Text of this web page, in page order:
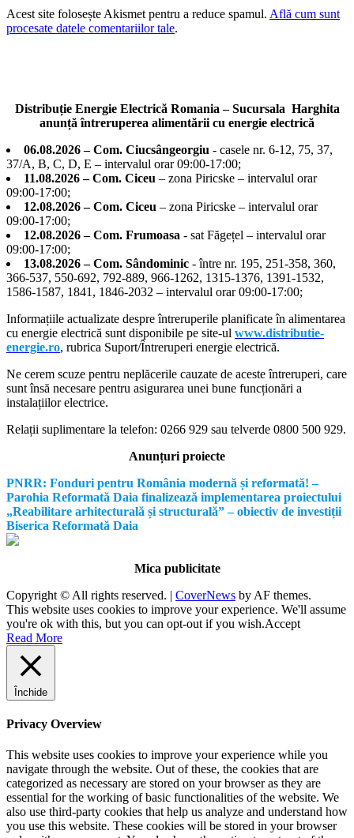
Acest site folosește Akismet pentru a reduce spamul. Află cum sunt
procesate datele comentariilor tale.
Distribuție Energie Electrică Romania – Sucursala Harghita
anunță întreruperea alimentării cu energie electrică
06.08.2026 – Com. Ciucsângeorgiu - casele nr. 6-12, 75, 37,
37/A, B, C, D, E – intervalul orar 09:00-17:00;
11.08.2026 – Com. Ciceu – zona Piricske – intervalul orar
09:00-17:00;
12.08.2026 – Com. Ciceu – zona Piricske – intervalul orar
09:00-17:00;
12.08.2026 – Com. Frumoasa - sat Făgețel – intervalul orar
09:00-17:00;
13.08.2026 – Com. Sândominic - între nr. 195, 251-358, 360,
366-537, 550-692, 792-889, 966-1262, 1315-1376, 1391-1532,
1586-1587, 1841, 1846-2032 – intervalul orar 09:00-17:00;
Informațiile actualizate despre întreruperile planificate în alimentarea
cu energie electrică sunt disponibile pe site-ul www.distributie-
energie.ro, rubrica Suport/Întreruperi energie electrică.
Ne cerem scuze pentru neplăcerile cauzate de aceste întreruperi, care
sunt însă necesare pentru asigurarea unei bune funcționări a
instalațiilor electrice.
Relații suplimentare la telefon: 0266 929 sau telverde 0800 500 929.
Anunțuri proiecte
PNRR: Fonduri pentru România modernă și reformată! –
Parohia Reformată Daia finalizează implementarea proiectului
„Reabilitare arhitecturală și structurală” – obiectiv de investiții
Biserica Reformată Daia
Mica publicitate
Copyright © All rights reserved. | CoverNews by AF themes.
This website uses cookies to improve your experience. We'll assume
you're ok with this, but you can opt-out if you wish.Accept
Read More
Închide
Privacy Overview
This website uses cookies to improve your experience while you
navigate through the website. Out of these, the cookies that are
categorized as necessary are stored on your browser as they are
essential for the working of basic functionalities of the website. We
also use third-party cookies that help us analyze and understand how
you use this website. These cookies will be stored in your browser